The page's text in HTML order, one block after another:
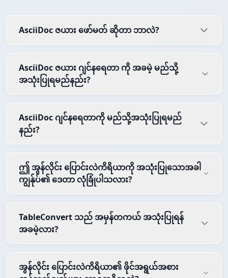
AsciiDoc ဇယား ဖော်မတ် ဆိုတာ ဘာလဲ?
AsciiDoc ဇယား ဂျင်နရေတာ ကို အခမဲ့ မည်သို့
အသုံးပြုရမည်နည်း?
AsciiDoc ဂျင်နရေတာကို မည်သို့အသုံးပြုရမည်
နည်း?
ဤ အွန်လိုင်း ပြောင်းလဲကိရိယာကို အသုံးပြုသောအခါ
ကျွန်ုပ်၏ ဒေတာ လုံခြုံပါသလား?
TableConvert သည် အမှန်တကယ် အသုံးပြုရန်
အခမဲ့လား?
အွန်လိုင်း ပြောင်းလဲကိရိယာ၏ ဖိုင်အရွယ်အစား